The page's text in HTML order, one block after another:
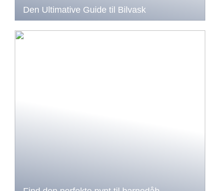
Den Ultimative Guide til Bilvask